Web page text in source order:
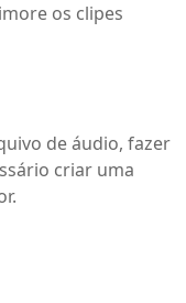
os clipes
de áudio, fazer
criar uma